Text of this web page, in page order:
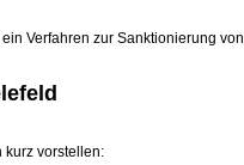
Verfahren zur Sanktionierung von
kurz vorstellen: